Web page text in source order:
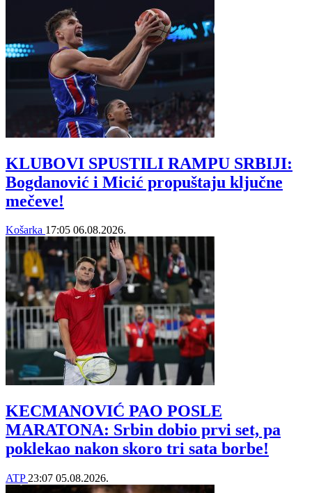
KLUBOVI SPUSTILI RAMPU SRBIJI:
Bogdanović i Micić propuštaju ključne
mečeve!
Košarka 17:05 06.08.2026.
KECMANOVIĆ PAO POSLE
MARATONA: Srbin dobio prvi set, pa
poklekao nakon skoro tri sata borbe!
ATP 23:07 05.08.2026.